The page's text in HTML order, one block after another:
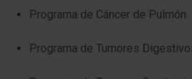
Programa de Cáncer de Pulmón.
Programa de Tumores